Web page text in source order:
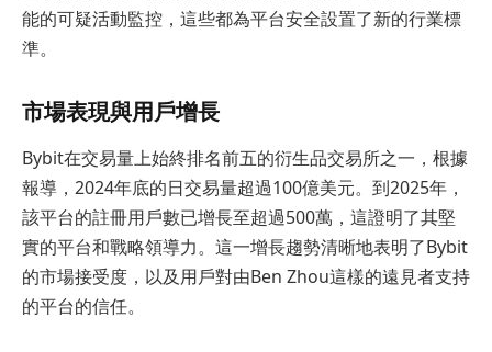
能的可疑活動監控，這些都為平台安全設置了新的行業標
準。
市場表現與用戶增長
Bybit在交易量上始終排名前五的衍生品交易所之一，根據
報導，2024年底的日交易量超過100億美元。到2025年，
該平台的註冊用戶數已增長至超過500萬，這證明了其堅
實的平台和戰略領導力。這一增長趨勢清晰地表明了Bybit
的市場接受度，以及用戶對由Ben Zhou這樣的遠見者支持
的平台的信任。